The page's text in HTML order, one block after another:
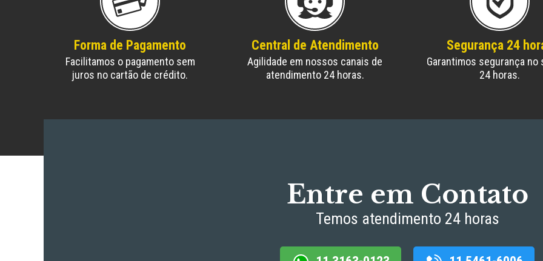
Forma de Pagamento
Facilitamos o pagamento sem
juros no cartão de crédito.
Central de Atendimento
Agilidade em nossos canais de
atendimento 24 horas.
Segurança 24
Garantimos segurança no
24 horas.
Entre em Contato
Temos atendimento 24 horas